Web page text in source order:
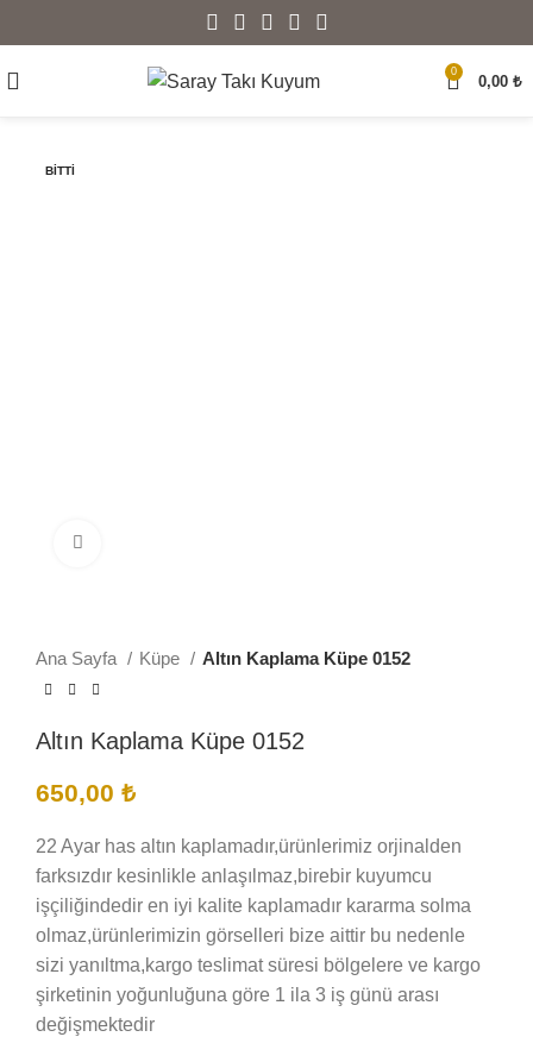
0
0,00 ₺
BITTI
Ana Sayfa Küpe Altın Kaplama Küpe 0152
Altın Kaplama Küpe 0152
650,00 ₺
22 Ayar has altın kaplamadır,ürünlerimiz orjinalden
farksızdır kesinlikle anlaşılmaz,birebir kuyumcu
işçiliğindedir en iyi kalite kaplamadır kararma solma
olmaz,ürünlerimizin görselleri bize aittir bu nedenle
sizi yanıltma,kargo teslimat süresi bölgelere ve kargo
şirketinin yoğunluğuna göre 1 ila 3 iş günü arası
değişmektedir